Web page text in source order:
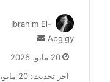
Ibrahim El-
Apgigy
أرسل
إلكترونيا
20 مايو، 2026
آخر تحديث: 20 مايو،